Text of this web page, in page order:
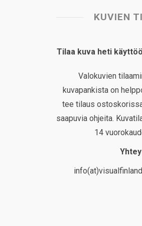
KUVIEN
Tilaa kuva heti
Valokuvien
kuvapankista on
tee tilaus
saapuvia ohjeita.
14